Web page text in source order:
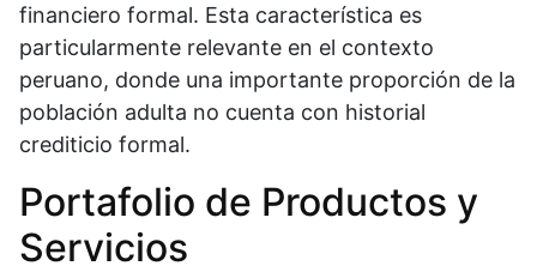
financiero formal. Esta característica es
particularmente relevante en el contexto
peruano, donde una importante proporción de la
población adulta no cuenta con historial
crediticio formal.
Portafolio de Productos y
Servicios